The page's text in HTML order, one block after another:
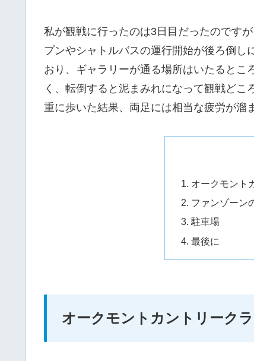
私が観戦に行ったのは3日目だったのです
プンやシャトルバスの運行開始が後ろ倒
おり、ギャラリーが通る場所はいたるとこ
く、転倒すると泥まみれになって観戦ど
重に歩いた結果、両足には相当な疲労が溜
オークモント
ファンゾーン
駐車場
最後に
オークモントカントリーク